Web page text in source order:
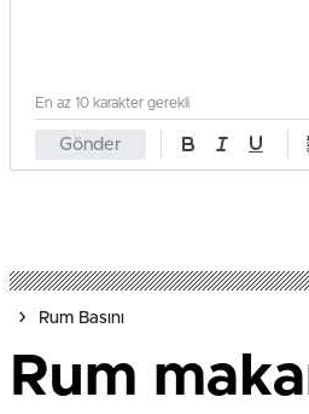
Gönder
En az 10 karakter gerekli
Rum Basını
Rum